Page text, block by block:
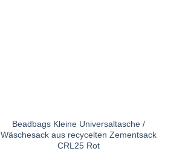
Beadbags Kleine Universaltasche /
Wäschesack aus recycelten Zementsack
CRL25 Rot